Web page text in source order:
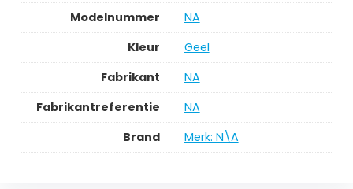
Modelnummer
‎NA
Kleur
‎Geel
Fabrikant
‎NA
Fabrikantreferentie
‎NA
Brand
Merk: N\A